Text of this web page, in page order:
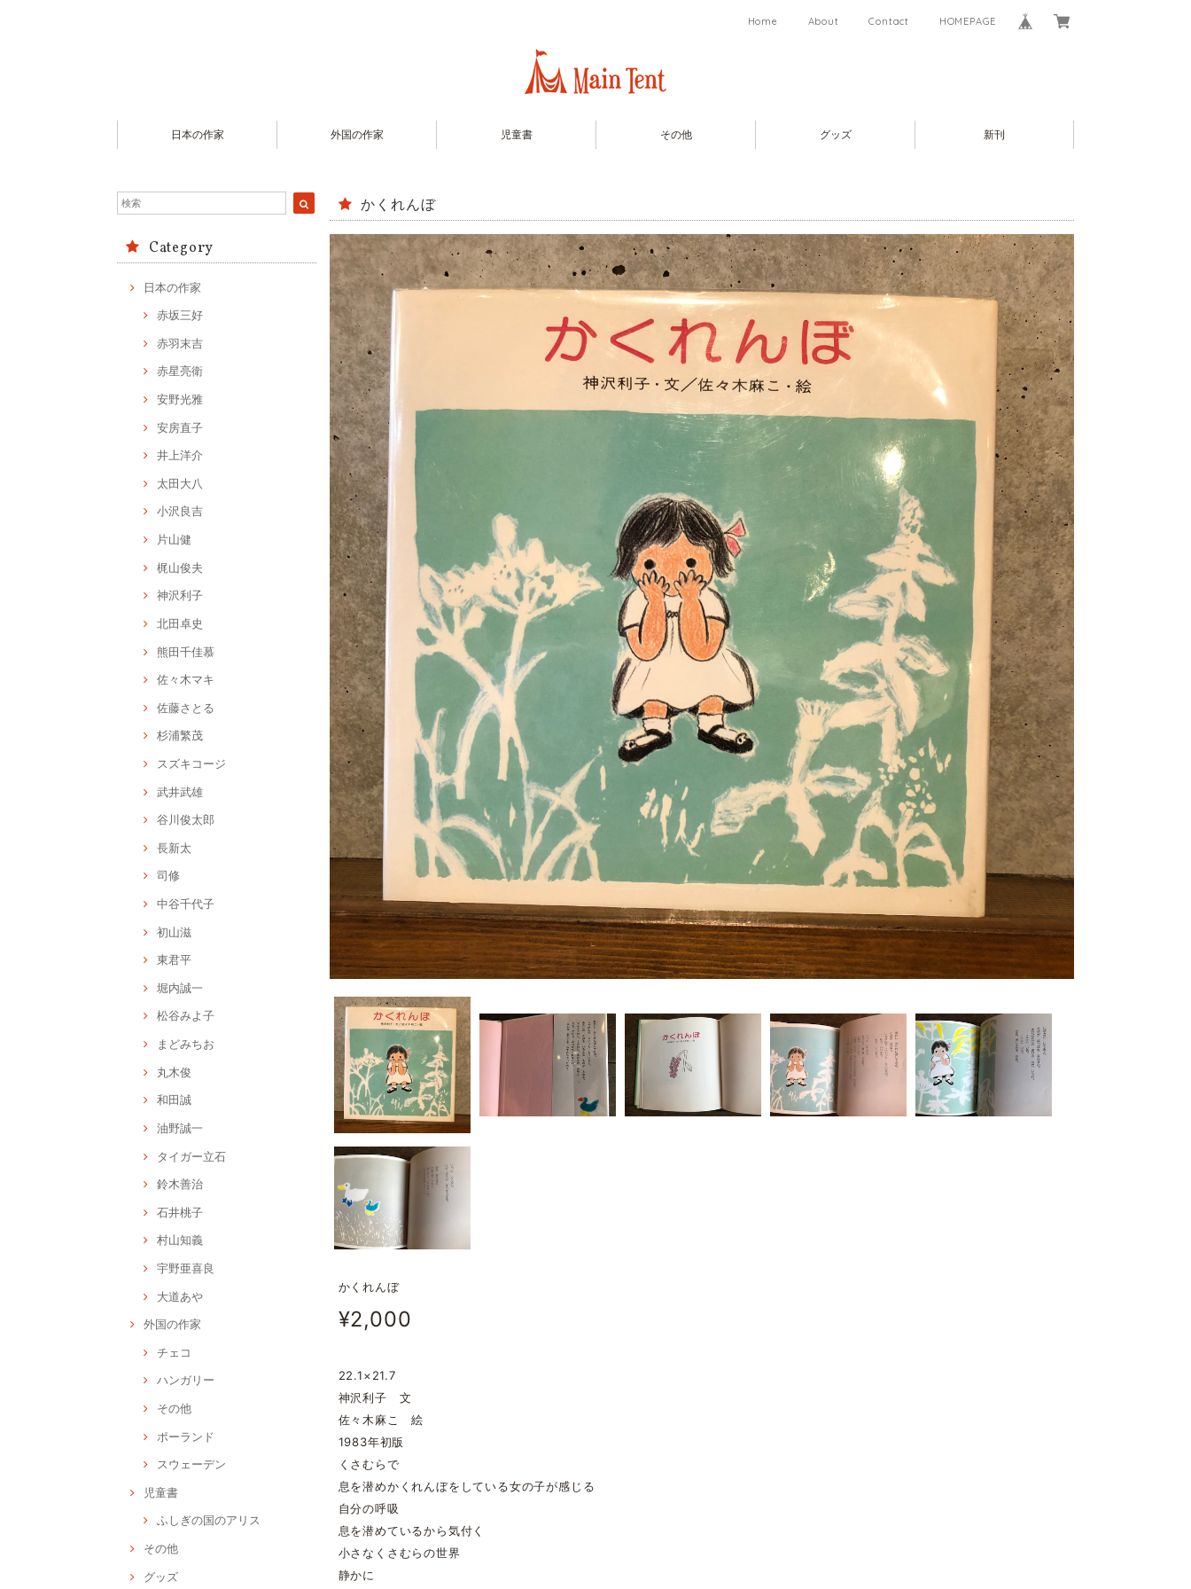
Home About Contact HOMEPAGE
日本の作家 外国の作家 児童書 その他 グッズ 新刊
Category
日本の作家
赤坂三好
赤羽末吉
赤星亮衛
安野光雅
安房直子
井上洋介
太田大八
小沢良吉
片山健
梶山俊夫
神沢利子
北田卓史
熊田千佳慕
佐々木マキ
佐藤さとる
杉浦繁茂
スズキコージ
武井武雄
谷川俊太郎
長新太
司修
中谷千代子
初山滋
東君平
堀内誠一
松谷みよ子
まどみちお
丸木俊
和田誠
油野誠一
タイガー立石
鈴木善治
石井桃子
村山知義
宇野亜喜良
大道あや
外国の作家
チェコ
ハンガリー
その他
ポーランド
スウェーデン
児童書
ふしぎの国のアリス
その他
グッズ
かくれんぼ
かくれんぼ
¥2,000
22.1×21.7
神沢利子 文
佐々木麻こ 絵
1983年初版
くさむらで
息を潜めかくれんぼをしている女の子が感じる
自分の呼吸
息を潜めているから気付く
小さなくさむらの世界
静かに